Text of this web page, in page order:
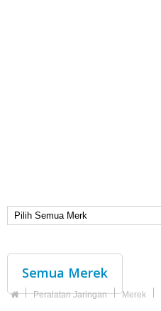
Semua Merek
Peralatan Jaringan Merek